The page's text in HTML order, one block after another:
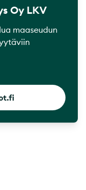
Oy LKV
maaseudun